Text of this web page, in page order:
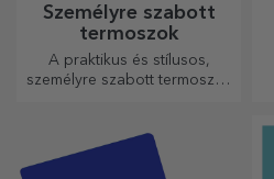
Személyre szabott
termoszok
A praktikus és stílusos,
személyre szabott termoszok
és melegen télen.